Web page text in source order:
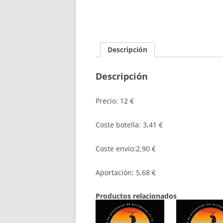
Descripción
Descripción
Precio: 12 €
Coste botella: 3,41 €
Coste envío:2,90 €
Aportación: 5,68 €
Productos relacionados